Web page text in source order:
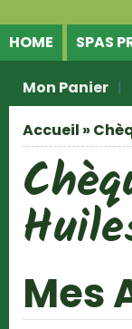
HOME SPAS
Mon Panier
Vous êtes
Accueil »
Mes